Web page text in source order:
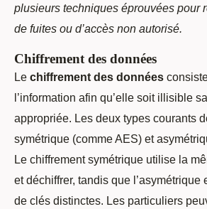
plusieurs techniques éprouvées pour
de fuites ou d’accès non autorisé.
Chiffrement des données
Le chiffrement des données
l’information afin qu’elle soit illisible
appropriée. Les deux types courants
symétrique (comme AES) et
Le chiffrement symétrique utilise la
et déchiffrer, tandis que l’asymétrique
de clés distinctes. Les particuliers